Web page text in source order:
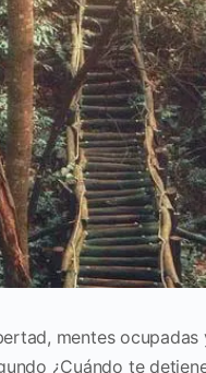
mentes
¿Cuándo te